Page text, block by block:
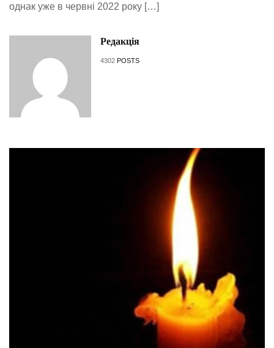
однак уже в червні 2022 року […]
Редакція
4302 POSTS